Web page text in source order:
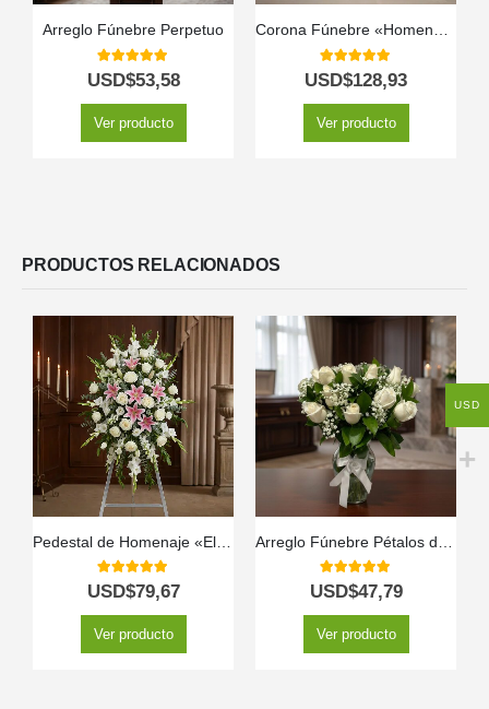
Arreglo Fúnebre Perpetuo
5.00 out of 5
USD$53,58
Ver producto
5.00out of 5
USD$128,93
Ver producto
PRODUCTOS RELACIONADOS
5.00out of 5
USD$79,67
Ver producto
5.00out of 5
USD$47,79
Ver producto
USD